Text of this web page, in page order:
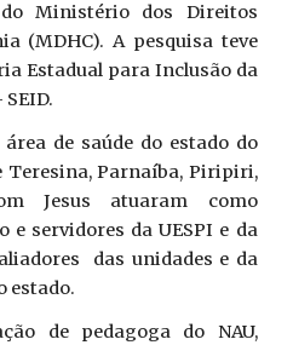
Ministério dos Direitos
(MDHC). A pesquisa teve
Estadual para Inclusão da
de saúde do estado do
Parnaíba, Piripiri,
Jesus atuaram como
e servidores da UESPI e da
das unidades e da
estado.
de pedagoga do NAU,